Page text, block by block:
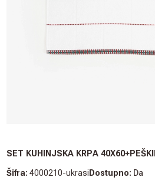
SET KUHINJSKA KRPA
Šifra: 4000210-ukrasi Dostupno: Da